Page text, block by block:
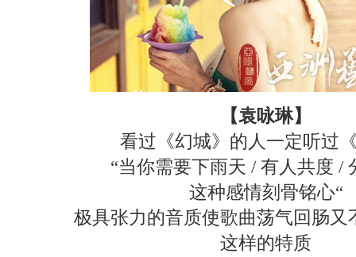
【袁咏琳】
看过《幻城》的人一定听过
“当你需要下雨天 / 有人共度 /
这种感情刻骨铭心“
极具张力的音质使歌曲荡气回肠又
这样的特质